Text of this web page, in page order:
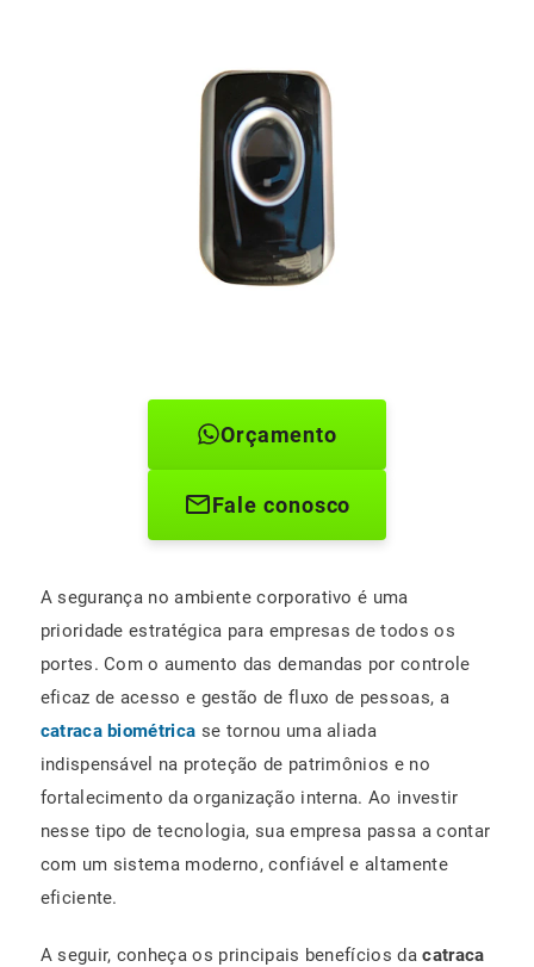
Orçamento
Fale conosco
A segurança no ambiente corporativo é uma
prioridade estratégica para empresas de todos os
portes. Com o aumento das demandas por controle
eficaz de acesso e gestão de fluxo de pessoas, a
catraca biométrica se tornou uma aliada
indispensável na proteção de patrimônios e no
fortalecimento da organização interna. Ao investir
nesse tipo de tecnologia, sua empresa passa a contar
com um sistema moderno, confiável e altamente
eficiente.
A seguir, conheça os principais benefícios dacatraca